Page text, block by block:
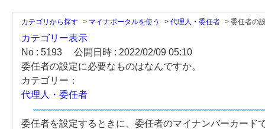
カテゴリから探す > マイナポータルを使う > 代理人・委任者 > 委任者の
カテゴリー表示
No : 5193
公開日時 : 2022/02/09 05:10
委任者の設定に必要なものはなんですか。
カテゴリー：
代理人・委任者
委任者を設定するときに、委任者のマイナンバーカード